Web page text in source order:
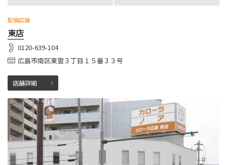
配備店舗
東店
0120-639-104
広島市南区東雲３丁目１５番３３号
店舗詳細